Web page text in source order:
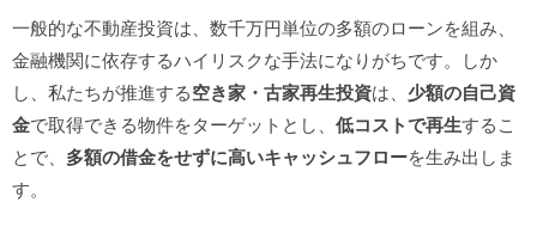
一般的な不動産投資は、数千万円単位の多額のローンを組み、
金融機関に依存するハイリスクな手法になりがちです。しか
し、私たちが推進する空き家・古家再生投資は、 少額の自己資
金で取得できる物件をターゲットとし、 低コストで再生するこ
とで、 多額の借金をせずに高いキャッシュフローを生み出しま
す。